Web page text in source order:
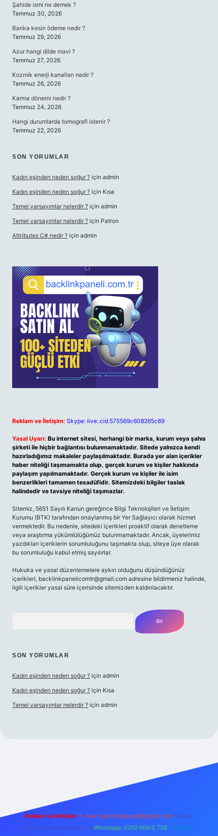
Şahide ismi ne demek ?
Temmuz 30, 2026
Banka kesin ödeme nedir ?
Temmuz 29, 2026
Azur hangi dilde mavi ?
Temmuz 27, 2026
Kozmik enerji kanalları nedir ?
Temmuz 26, 2026
Karma dönemi nedir ?
Temmuz 24, 2026
Hangi durumlarda tomografi istenir ?
Temmuz 22, 2026
SON YORUMLAR
Kadın eşinden neden soğur ? için admin
Kadın eşinden neden soğur ? için Kısa
Temel varsayımlar nelerdir ? için admin
Temel varsayımlar nelerdir ? için Patron
Attributes C# nedir ? için admin
Reklam ve İletişim: Skype: live:.cid.575569c608265c69
Yasal Uyarı: Bu internet sitesi, herhangi bir marka, kurum veya şahıs
şirketi ile hiçbir bağlantısı bulunmamaktadır. Sitede yalnızca kendi
hazırladığımız makaleler paylaşılmaktadır. Burada yer alan içerikler
haber niteliği taşımamakta olup, gerçek kurum ve kişiler hakkında
paylaşım yapılmamaktadır. Gerçek kurum ve kişiler ile isim
benzerlikleri tamamen tesadüfidir. Sitemizdeki bilgiler taslak
halindedir ve tavsiye niteliği taşımazlar.
Sitemiz, 5651 Sayılı Kanun gereğince Bilgi Teknolojileri ve İletişim
Kurumu (BTK) tarafından onaylanmış bir Yer Sağlayıcı olarak hizmet
vermektedir. Bu nedenle, sitedeki içerikleri proaktif olarak denetleme
veya araştırma yükümlülüğümüz bulunmamaktadır. Ancak, üyelerimiz
yazdıkları içeriklerin sorumluluğunu taşımakta olup, siteye üye olarak
bu sorumluluğu kabul etmiş sayılırlar.
Hukuka ve yasal düzenlemelere aykırı olduğunu düşündüğünüz
içerikleri, backlinkpanelicomtr@gmail.com adresine bildirmeniz halinde,
ilgili içerikler yasal süre içerisinde sitemizden kaldırılacaktır.
SON YORUMLAR
Kadın eşinden neden soğur ? için admin
Kadın eşinden neden soğur ? için Kısa
Temel varsayımlar nelerdir ? için admin
Reklam ve İletişim: E-mail: backlinkpaneli@gmail.com Teams:
forumhizmeti@gmail.com Whatsapp: 0262 606 0 726 Telegram: